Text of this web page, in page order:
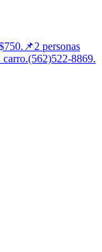
personas
8869.